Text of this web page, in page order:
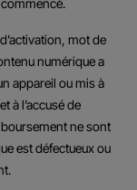
mot de
numérique a
appareil ou mis à
à l’accusé de
ne sont
est défectueux ou